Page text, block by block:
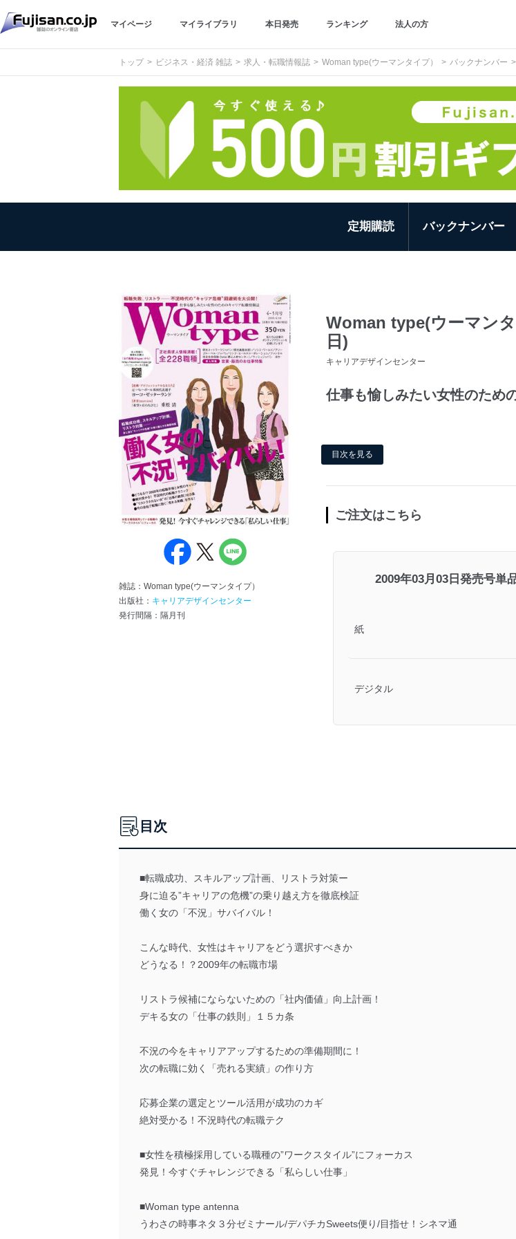
マイページ マイライブラリ 本日発売 ランキング 法人の方
トップ ビジネス・経済 雑誌 求人・転職情報誌 Woman type(ウーマンタイプ） バックナンバー
定期購読 バックナンバー
雑誌：Woman type(ウーマンタイプ）
出版社： キャリアデザインセンター
発行間隔：隔月刊
Woman type(ウーマン
日)
キャリアデザインセンター
仕事も愉しみたい女性のため
目次を見る
ご注文はこちら
2009年03月03日発売号単
紙
デジタル
目次
■転職成功、スキルアップ計画、リストラ対策ー
身に迫る”キャリアの危機”の乗り越え方を徹底検証
働く女の「不況」サバイバル！
こんな時代、女性はキャリアをどう選択すべきか
どうなる！？2009年の転職市場
リストラ候補にならないための「社内価値」向上計画！
デキる女の「仕事の鉄則」１５カ条
不況の今をキャリアアップするための準備期間に！
次の転職に効く「売れる実績」の作り方
応募企業の選定とツール活用が成功のカギ
絶対受かる！不況時代の転職テク
■女性を積極採用している職種の”ワークスタイル”にフォーカス
発見！今すぐチャレンジできる「私らしい仕事」
■Woman type antenna
うわさの時事ネタ３分ゼミナール/デパチカSweets便り/目指せ！シネマ通